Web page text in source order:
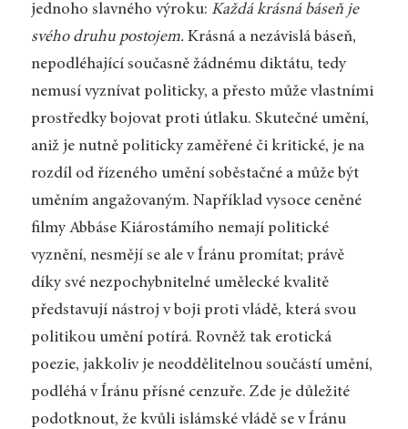
jednoho slavného výroku: Každá krásná báseň je
svého druhu postojem.Krásná a nezávislá báseň,
nepodléhající současně žádnému diktátu, tedy
nemusí vyznívat politicky, a přesto může vlastními
prostředky bojovat proti útlaku. Skutečné umění,
aniž je nutně politicky zaměřené či kritické, je na
rozdíl od řízeného umění soběstačné a může být
uměním angažovaným. Například vysoce ceněné
filmy Abbáse Kiárostámího nemají politické
vyznění, nesmějí se ale v Íránu promítat; právě
díky své nezpochybnitelné umělecké kvalitě
představují nástroj v boji proti vládě, která svou
politikou umění potírá. Rovněž tak erotická
poezie, jakkoliv je neoddělitelnou součástí umění,
podléhá v Íránu přísné cenzuře. Zde je důležité
podotknout, že kvůli islámské vládě se v Íránu